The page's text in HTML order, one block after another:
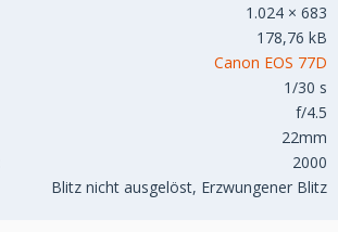
1.024 × 683
178,76 kB
Canon EOS 77D
1/30 s
f/4.5
22mm
2000
Blitz nicht ausgelöst, Erzwungener Blitz